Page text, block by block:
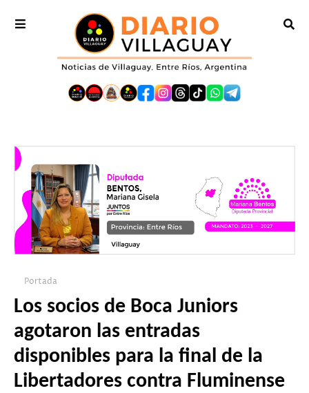
Portada
Los socios de Boca Juniors
agotaron las entradas
disponibles para la final de la
Libertadores contra Fluminense